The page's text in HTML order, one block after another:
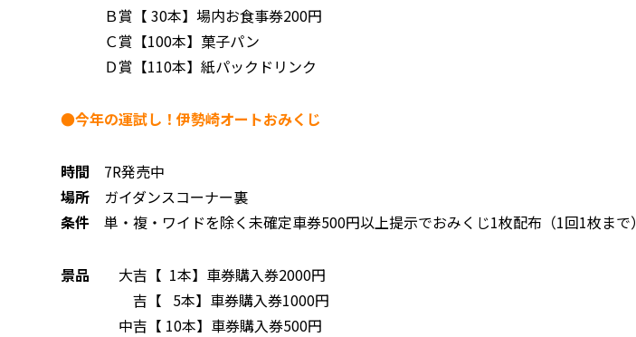
Ｂ賞【 30本】場内お食事券200円
Ｃ賞【100本】菓子パン
Ｄ賞【110本】紙パックドリンク
●今年の運試し！伊勢崎オートおみくじ
時間 7R発売中
場所 ガイダンスコーナー裏
条件 単・複・ワイドを除く未確定車券500円以上提示でおみくじ1枚配布（1回1枚まで）
景品 大吉【 1本】車券購入券2000円
吉【 5本】車券購入券1000円
中吉【 10本】車券購入券500円